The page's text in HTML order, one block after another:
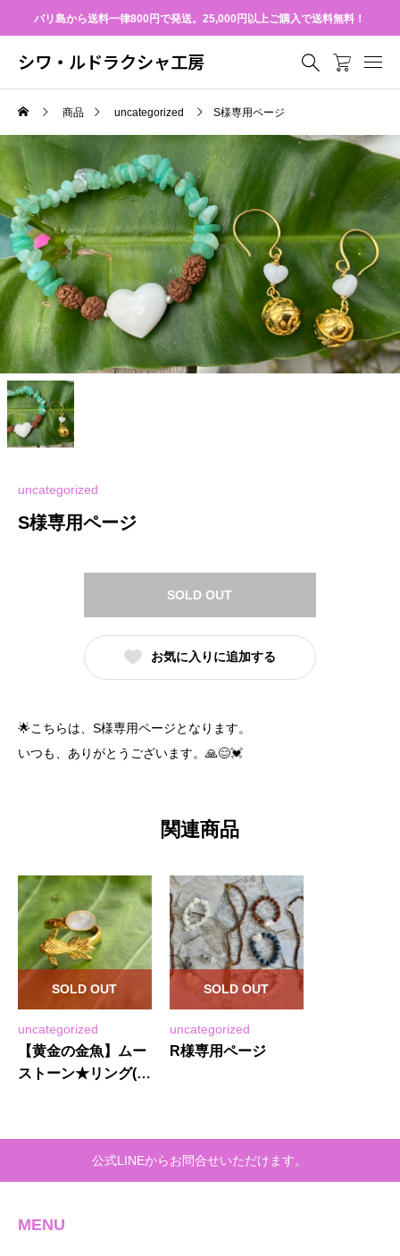
バリ島から送料一律800円で発送。25,000円以上ご購入で送料無料！
シワ・ルドラクシャ工房
商品 uncategorized S様専用ページ
uncategorized
S様専用ページ
SOLD OUT
お気に入りに追加する
🌟こちらは、S様専用ページとなります。
いつも、ありがとうございます。🙏😊💓
関連商品
uncategorized
【黄金の金魚】ムー
ストーン★リング(２
SOLD OUT
uncategorized
R様専用ページ
SOLD OUT
公式LINEからお問合せいただけます。
MENU